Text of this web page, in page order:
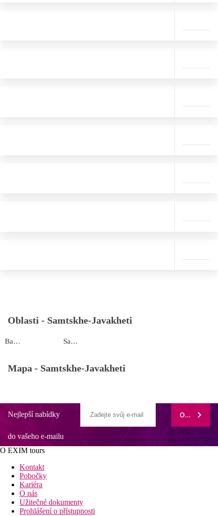
Oblasti - Samtskhe-Javakheti
Bakuriani Samtskhe-Javakheti
Mapa - Samtskhe-Javakheti
Nejlepší nabídky
do vašeho e-mailu
ODEBÍRAT
O EXIM tours
Kontakt
Pobočky
Kariéra
O nás
Užitečné dokumenty
Prohlášení o přístupnosti